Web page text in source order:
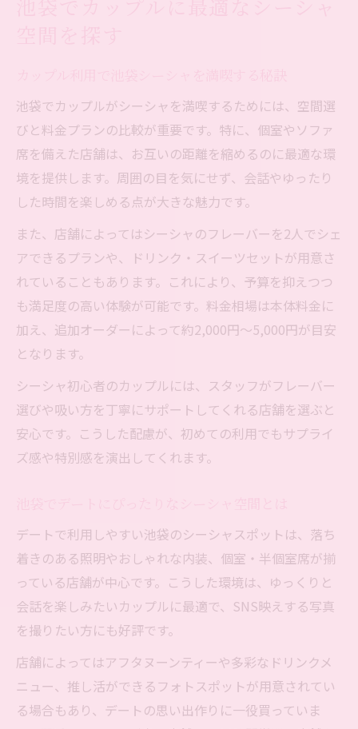
池袋でカップルがシーシャを満喫するためには、空間選
びと料金プランの比較が重要です。特に、個室やソファ
席を備えた店舗は、お互いの距離を縮めるのに最適な環
境を提供します。周囲の目を気にせず、会話やゆったり
した時間を楽しめる点が大きな魅力です。
また、店舗によってはシーシャのフレーバーを2人でシェ
アできるプランや、ドリンク・スイーツセットが用意さ
れていることもあります。これにより、予算を抑えつつ
も満足度の高い体験が可能です。料金相場は本体料金に
加え、追加オーダーによって約2,000円～5,000円が目安
となります。
シーシャ初心者のカップルには、スタッフがフレーバー
選びや吸い方を丁寧にサポートしてくれる店舗を選ぶと
安心です。こうした配慮が、初めての利用でもサプライ
ズ感や特別感を演出してくれます。
デートで利用しやすい池袋のシーシャスポットは、落ち
着きのある照明やおしゃれな内装、個室・半個室席が揃
っている店舗が中心です。こうした環境は、ゆっくりと
会話を楽しみたいカップルに最適で、SNS映えする写真
を撮りたい方にも好評です。
店舗によってはアフタヌーンティーや多彩なドリンクメ
ニュー、推し活ができるフォトスポットが用意されてい
る場合もあり、デートの思い出作りに一役買っていま